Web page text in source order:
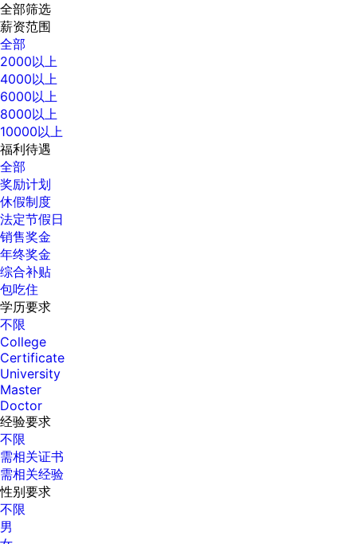
全部筛选
薪资范围
全部
2000以上
4000以上
6000以上
8000以上
10000以上
福利待遇
全部
奖励计划
休假制度
法定节假日
销售奖金
年终奖金
综合补贴
包吃住
学历要求
不限
College
Certificate
University
Master
Doctor
经验要求
不限
需相关证书
需相关经验
性别要求
不限
男